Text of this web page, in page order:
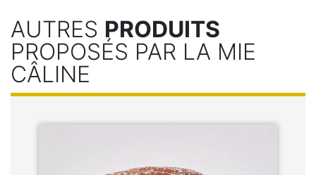
AUTRES PRODUITS
PROPOSÉS PAR LA MIE
CÂLINE